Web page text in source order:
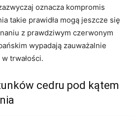
oznacza kompromis
takie prawidła mogą jeszcze się
z prawdziwym czerwonym
wypadają zauważalnie
trwałości.
cedru pod kątem